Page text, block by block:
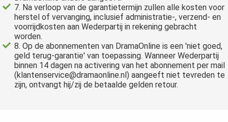
7. Na verloop van de garantietermijn zullen alle kosten voor
herstel of vervanging, inclusief administratie-, verzend- en
voorrijdkosten aan Wederpartij in rekening gebracht
worden.
8. Op de abonnementen van DramaOnline is een 'niet goed,
geld terug-garantie' van toepassing. Wanneer Wederpartij
binnen 14 dagen na activering van het abonnement per mail
(klantenservice@dramaonline.nl) aangeeft niet tevreden te
zijn, ontvangt hij/zij de betaalde gelden retour.